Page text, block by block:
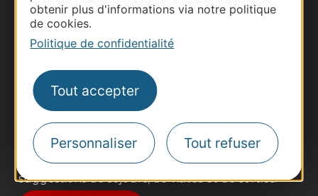
obtenir plus d'informations via notre politique
de cookies.
Politique de confidentialité
Tout accepter
Personnaliser Tout refuser
Thermalisme
Business/Mice
Pros d'Occitanie
Site presse et d'influence
Voyagistes
Destination Sport
Inscrivez-vous à la lettre d'information
Destination Occitanie pour recevoir des
suggestions de séjours, de visites et de sorties.